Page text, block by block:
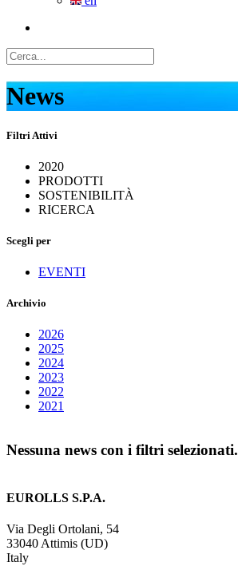
News
Filtri Attivi
2020
PRODOTTI
SOSTENIBILITÀ
RICERCA
Scegli per
EVENTI
Archivio
2026
2025
2024
2023
2022
2021
Nessuna news con i filtri selezionati.
EUROLLS S.P.A.
Via Degli Ortolani, 54
33040 Attimis (UD)
Italy